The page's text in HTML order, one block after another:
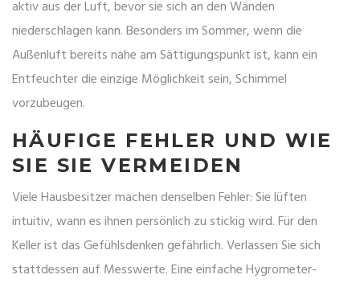
aktiv aus der Luft, bevor sie sich an den Wänden
niederschlagen kann. Besonders im Sommer, wenn die
Außenluft bereits nahe am Sättigungspunkt ist, kann ein
Entfeuchter die einzige Möglichkeit sein, Schimmel
vorzubeugen.
HÄUFIGE FEHLER UND WIE
SIE SIE VERMEIDEN
Viele Hausbesitzer machen denselben Fehler: Sie lüften
intuitiv, wann es ihnen persönlich zu stickig wird. Für den
Keller ist das Gefühlsdenken gefährlich. Verlassen Sie sich
stattdessen auf Messwerte. Eine einfache Hygrometer-